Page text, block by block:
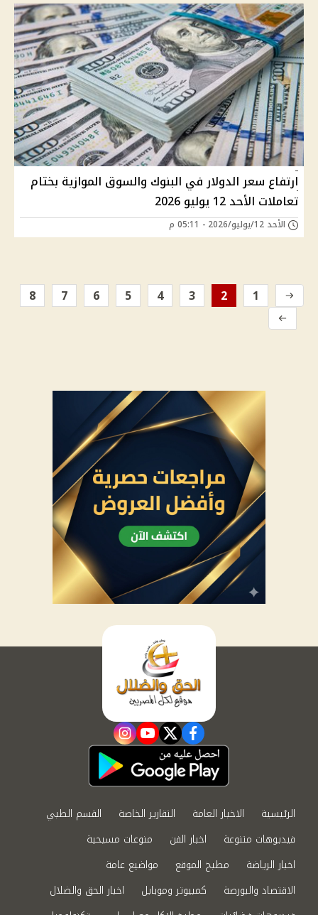
ارتفاع سعر الدولار في البنوك والسوق الموازية بختام
تعاملات الأحد 12 يوليو 2026
الأحد 12/يوليو/2026 - 05:11 م
1
2
3
4
5
6
7
8
facebook
twitter
youtube
instagram
الرئيسية الاخبار العامة التقارير الخاصة
القسم الطبي
فيديوهات متنوعة
اخبار الفن
منوعات مسيحية
اخبار الرياضة
مطبخ الموقع
مواضيع عامة
الاقتصاد والبورصة
كمبيوتر وموبايل
اخبار الحق والضلال